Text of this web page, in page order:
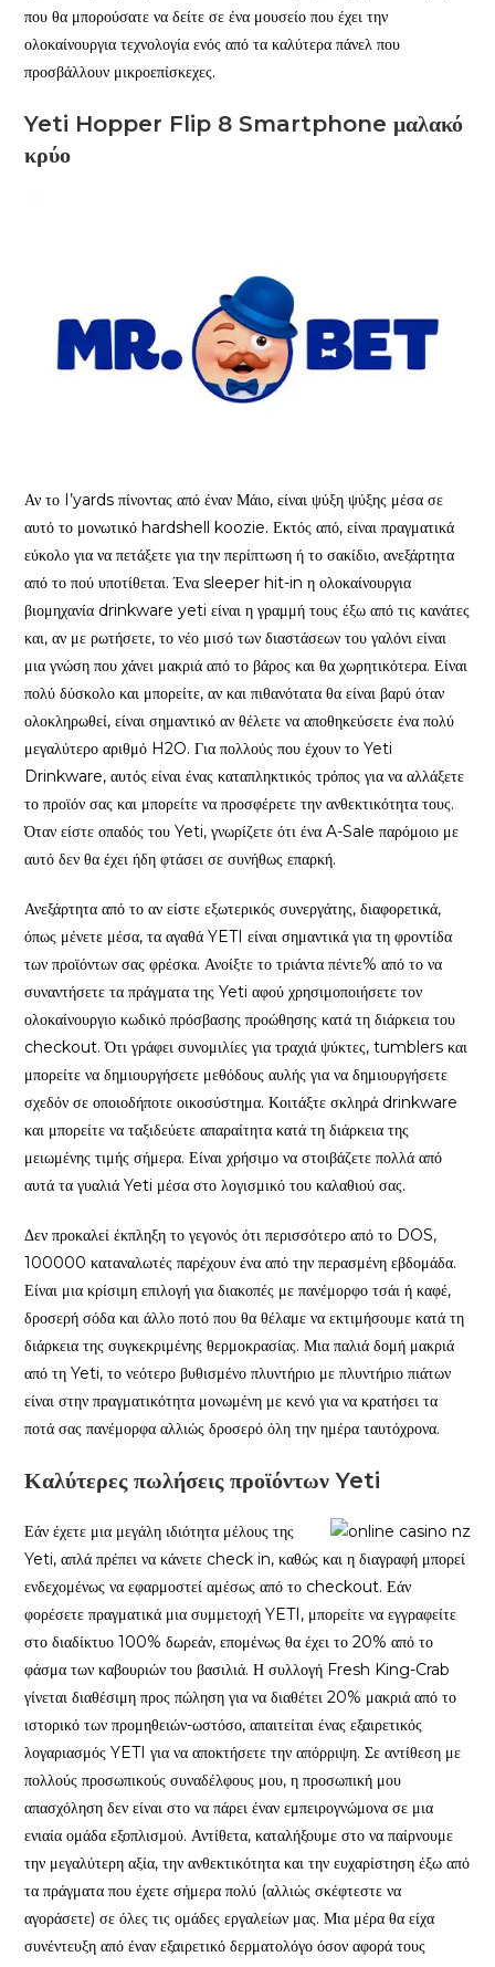
που θα μπορούσατε να δείτε σε ένα μουσείο που έχει την
ολοκαίνουργια τεχνολογία ενός από τα καλύτερα πάνελ που
προσβάλλουν μικροεπίσκεχες.
Yeti Hopper Flip 8 Smartphone μαλακό
κρύο
Αν το I’yards πίνοντας από έναν Μάιο, είναι ψύξη ψύξης μέσα σε
αυτό το μονωτικό hardshell koozie. Εκτός από, είναι πραγματικά
εύκολο για να πετάξετε για την περίπτωση ή το σακίδιο, ανεξάρτητα
από το πού υποτίθεται. Ένα sleeper hit-in η ολοκαίνουργια
βιομηχανία drinkware yeti είναι η γραμμή τους έξω από τις κανάτες
και, αν με ρωτήσετε, το νέο μισό των διαστάσεων του γαλόνι είναι
μια γνώση που χάνει μακριά από το βάρος και θα χωρητικότερα. Είναι
πολύ δύσκολο και μπορείτε, αν και πιθανότατα θα είναι βαρύ όταν
ολοκληρωθεί, είναι σημαντικό αν θέλετε να αποθηκεύσετε ένα πολύ
μεγαλύτερο αριθμό H2O. Για πολλούς που έχουν το Yeti
Drinkware, αυτός είναι ένας καταπληκτικός τρόπος για να αλλάξετε
το προϊόν σας και μπορείτε να προσφέρετε την ανθεκτικότητα τους.
Όταν είστε οπαδός του Yeti, γνωρίζετε ότι ένα A-Sale παρόμοιο με
αυτό δεν θα έχει ήδη φτάσει σε συνήθως επαρκή.
Ανεξάρτητα από το αν είστε εξωτερικός συνεργάτης, διαφορετικά,
όπως μένετε μέσα, τα αγαθά YETI είναι σημαντικά για τη φροντίδα
των προϊόντων σας φρέσκα. Ανοίξτε το τριάντα πέντε% από το να
συναντήσετε τα πράγματα της Yeti αφού χρησιμοποιήσετε τον
ολοκαίνουργιο κωδικό πρόσβασης προώθησης κατά τη διάρκεια του
checkout. Ότι γράφει συνομιλίες για τραχιά ψύκτες, tumblers και
μπορείτε να δημιουργήσετε μεθόδους αυλής για να δημιουργήσετε
σχεδόν σε οποιοδήποτε οικοσύστημα. Κοιτάξτε σκληρά drinkware
και μπορείτε να ταξιδεύετε απαραίτητα κατά τη διάρκεια της
μειωμένης τιμής σήμερα. Είναι χρήσιμο να στοιβάζετε πολλά από
αυτά τα γυαλιά Yeti μέσα στο λογισμικό του καλαθιού σας.
Δεν προκαλεί έκπληξη το γεγονός ότι περισσότερο από το DOS,
100000 καταναλωτές παρέχουν ένα από την περασμένη εβδομάδα.
Είναι μια κρίσιμη επιλογή για διακοπές με πανέμορφο τσάι ή καφέ,
δροσερή σόδα και άλλο ποτό που θα θέλαμε να εκτιμήσουμε κατά τη
διάρκεια της συγκεκριμένης θερμοκρασίας. Μια παλιά δομή μακριά
από τη Yeti, το νεότερο βυθισμένο πλυντήριο με πλυντήριο πιάτων
είναι στην πραγματικότητα μονωμένη με κενό για να κρατήσει τα
ποτά σας πανέμορφα αλλιώς δροσερό όλη την ημέρα ταυτόχρονα.
Καλύτερες πωλήσεις προϊόντων Yeti
Εάν έχετε μια μεγάλη ιδιότητα μέλους της
Yeti, απλά πρέπει να κάνετε check in, καθώς και η διαγραφή μπορεί
ενδεχομένως να εφαρμοστεί αμέσως από το checkout. Εάν
φορέσετε πραγματικά μια συμμετοχή YETI, μπορείτε να εγγραφείτε
στο διαδίκτυο 100% δωρεάν, επομένως θα έχει το 20% από το
φάσμα των καβουριών του βασιλιά. Η συλλογή Fresh King-Crab
γίνεται διαθέσιμη προς πώληση για να διαθέτει 20% μακριά από το
ιστορικό των προμηθειών-ωστόσο, απαιτείται ένας εξαιρετικός
λογαριασμός YETI για να αποκτήσετε την απόρριψη. Σε αντίθεση με
πολλούς προσωπικούς συναδέλφους μου, η προσωπική μου
απασχόληση δεν είναι στο να πάρει έναν εμπειρογνώμονα σε μια
ενιαία ομάδα εξοπλισμού. Αντίθετα, καταλήξουμε στο να παίρνουμε
την μεγαλύτερη αξία, την ανθεκτικότητα και την ευχαρίστηση έξω από
τα πράγματα που έχετε σήμερα πολύ (αλλιώς σκέφτεστε να
αγοράσετε) σε όλες τις ομάδες εργαλείων μας. Μια μέρα θα είχα
συνέντευξη από έναν εξαιρετικό δερματολόγο όσον αφορά τους